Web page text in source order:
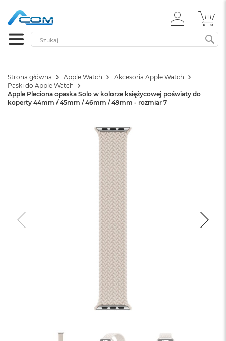
ZALOGUJ
SIĘ
Szukaj
Strona główna Apple Watch
Akcesoria Apple Watch
Paski do Apple Watch
Apple Pleciona opaska Solo w kolorze księżycowej poświaty do
koperty 44mm / 45mm / 46mm / 49mm - rozmiar 7